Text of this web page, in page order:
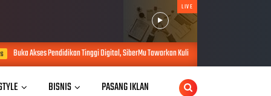
LIVE
Tinggi Digital, SiberMu Tawarkan Kuliah S1 100 Persen Daring Bebas Biaya Pendaftaran
BISNIS PASANG IKLAN